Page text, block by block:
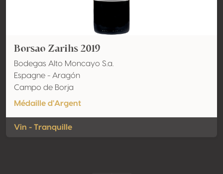
Borsao Zarihs 2019
Bodegas Alto Moncayo S.a.
Espagne - Aragón
Campo de Borja
Médaille d'Argent
Vin - Tranquille